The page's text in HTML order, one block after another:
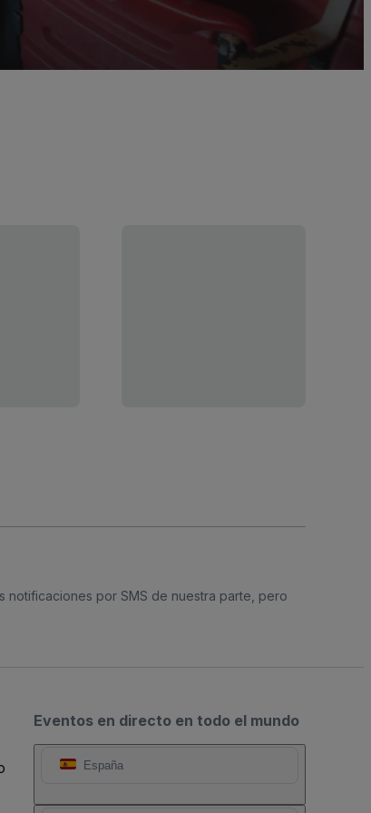
notificaciones por SMS de nuestra parte, pero
Eventos en directo en todo el mundo
España